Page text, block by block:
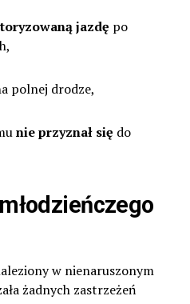
jazdę po
polnej drodze,
nie przyznał się do
w nienaruszonym
żadnych zastrzeżeń